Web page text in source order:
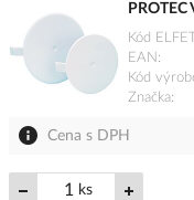
Kód
EAN
Kód
Značka
Cena s DPH
ks